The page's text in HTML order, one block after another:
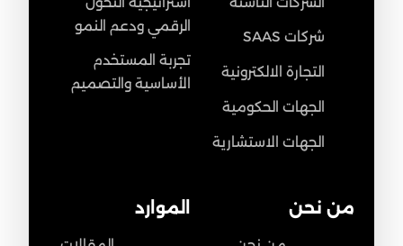
الرقمي ودعم النمو
تجربة المستخدم
الأساسية والتصميم
شركات SAAS
التجارة الالكترونية
الجهات الحكومية
الجهات الاستشارية
الموارد من نحن